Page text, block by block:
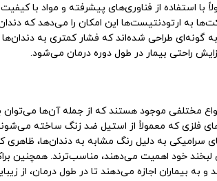
با استفاده از فناوری‌های پیشرفته و مواد با
به ارتودنتیست‌ها این امکان را می‌دهد که
به گونه‌ای طراحی شده‌اند که فشار کمتری به
راحتی بیمار در طول دوره درمان می‌شود.
مختلفی موجود هستند که از جمله آن‌ها
فلزی که معمولاً از استیل ضد زنگ ساخته
سرامیکی به دلیل رنگ مشابه به دندان‌ها، ظاهری
و به بیماران اجازه می‌دهند تا در طول درمان، از